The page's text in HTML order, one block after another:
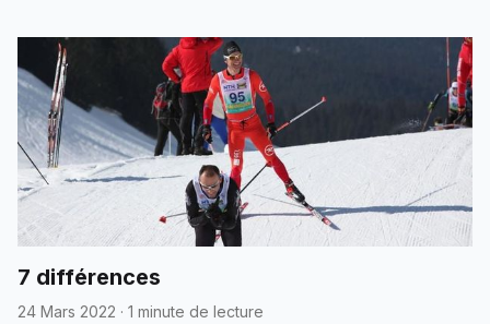
7 différences
24 Mars 2022 · 1 minute de lecture